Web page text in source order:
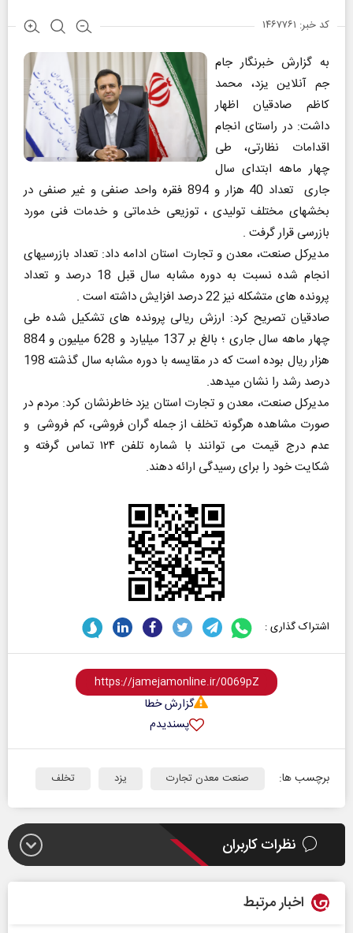
کد خبر: ۱۴۶۷۷۶۱
به گزارش خبرنگار جام
جم آنلاین یزد، محمد
کاظم صادقیان اظهار
داشت: در راستای انجام
اقدامات نظارتی، طی
چهار ماهه ابتدای سال
جاری تعداد 40 هزار و 894 فقره واحد صنفی و غیر صنفی در
بخشهای مختلف تولیدی ، توزیعی خدماتی و خدمات فنی مورد
بازرسی قرار گرفت .
مدیرکل صنعت، معدن و تجارت استان ادامه داد: تعداد بازرسیهای
انجام شده نسبت به دوره مشابه سال قبل 18 درصد و تعداد
پرونده های متشکله نیز 22 درصد افزایش داشته است .
صادقیان تصریح کرد: ارزش ریالی پرونده های تشکیل شده طی
چهار ماهه سال جاری ؛ بالغ بر 137 میلیارد و 628 میلیون و 884
هزار ریال بوده است که در مقایسه با دوره مشابه سال گذشته 198
درصد رشد را نشان میدهد.
مدیرکل صنعت، معدن و تجارت استان یزد خاطرنشان کرد: مردم در
صورت مشاهده هرگونه تخلف از جمله گران فروشی، کم فروشی و
عدم درج قیمت می توانند با شماره تلفن ۱۲۴ تماس گرفته و
شکایت خود را برای رسیدگی ارائه دهند.
اشتراک گذاری :
گزارش خطا
پسندیدم
برچسب ها: صنعت معدن تجارت یزد تخلف
نظرات کاربران
اخبار مرتبط